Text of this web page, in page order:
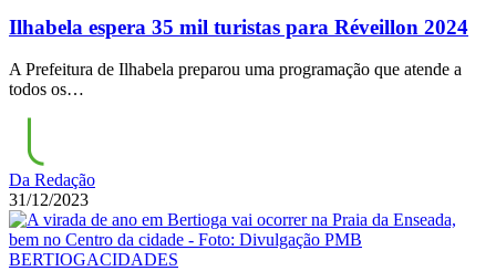
Ilhabela espera 35 mil turistas para Réveillon 2024
A Prefeitura de Ilhabela preparou uma programação que atende a
todos os…
Da Redação
31/12/2023
BERTIOGACIDADES